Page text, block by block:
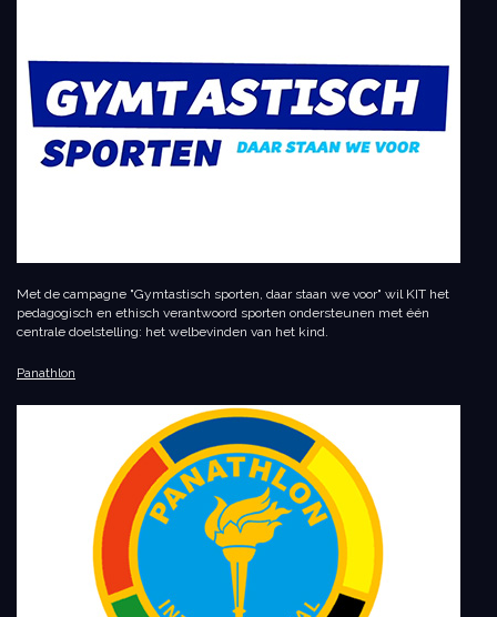
Met de campagne "Gymtastisch sporten, daar staan we voor" wil KIT het
pedagogisch en ethisch verantwoord sporten ondersteunen met één
centrale doelstelling: het welbevinden van het kind.
Panathlon